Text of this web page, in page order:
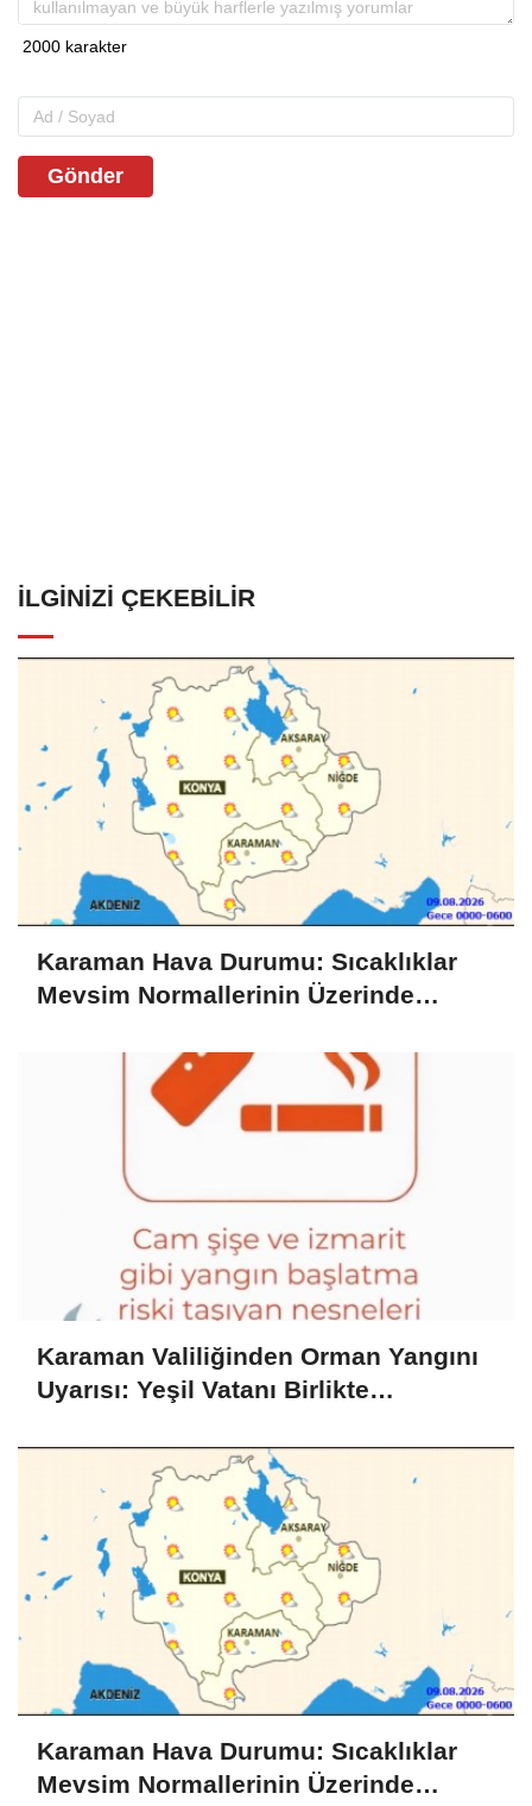
Gönder
İLGINIZI ÇEKEBILIR
Karaman Hava Durumu: Sıcaklıklar
Mevsim Normallerinin Üzerinde
Karaman Valiliğinden Orman Yangını
Uyarısı: Yeşil Vatanı Birlikte
Karaman Hava Durumu: Sıcaklıklar
Mevsim Normallerinin Üzerinde